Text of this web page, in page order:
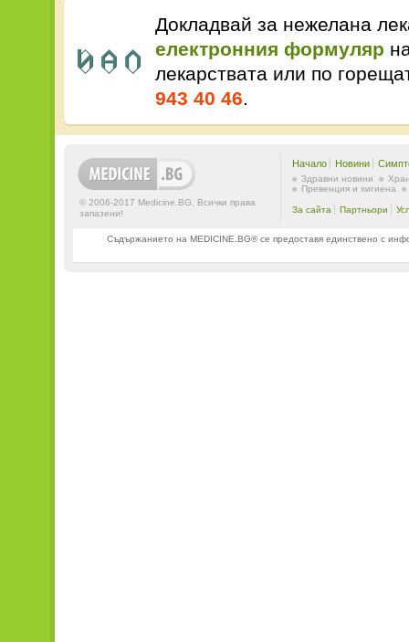
Докладвай за нежелана
електронния формуляр
лекарствата или по
943 40 46.
© 2006-2017 Medicine.BG. Всички права
запазени!
Начало Новини
Здравни новини
Превенция и хигиена
За сайта Партньори
Съдържанието на MEDICINE.BG® се предоставя единствено с